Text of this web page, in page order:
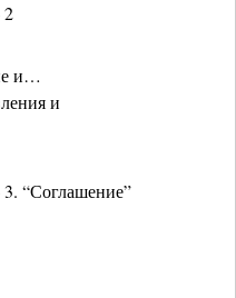
2
и…
и
“Соглашение”